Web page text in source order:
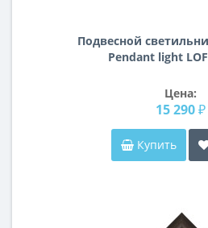
Подвесной
Pendant light
Цена:
15 290 ₽
Купить